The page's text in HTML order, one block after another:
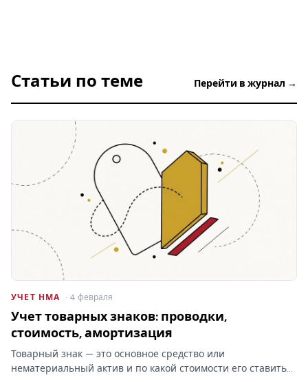
Статьи по теме Перейти в журнал →
УЧЕТ НМА · 4 февраля
Учет товарных знаков: проводки,
стоимость, амортизация
Товарный знак — это основное средство или
нематериальный актив и по какой стоимости его ставить